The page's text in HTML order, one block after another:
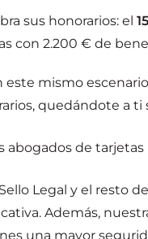
sus honorarios: el
con 2.200 € de
mismo
quedándote a ti
Legal y el resto
Además,
una mayor